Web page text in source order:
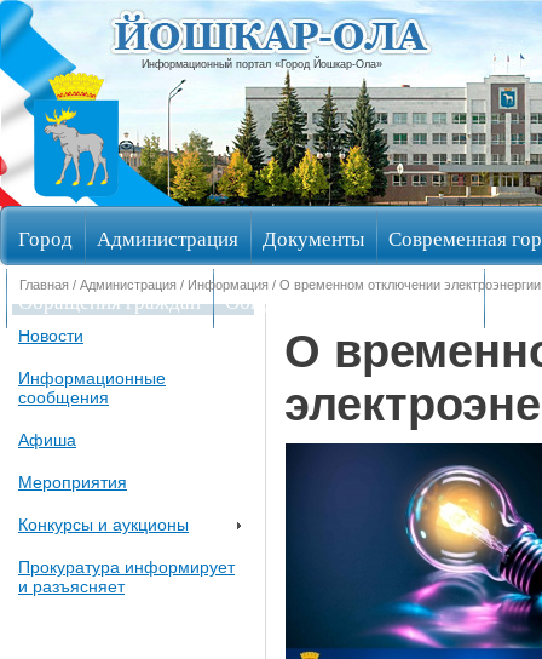
Информационный портал «Город Йошкар-Ола»
Город Администрация Документы Современная
Обращения граждан Общественные обсуждения
Главная / Администрация / Информация / О временном отключении электроэнергии
Новости
Информационные
сообщения
Афиша
Мероприятия
Конкурсы и аукционы
Прокуратура информирует
и разъясняет
О